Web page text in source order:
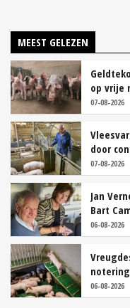
MEEST GELEZEN
op vrije
07-08-2026
door
07-08-2026
Jan
Bart
06-08-2026
06-08-2026